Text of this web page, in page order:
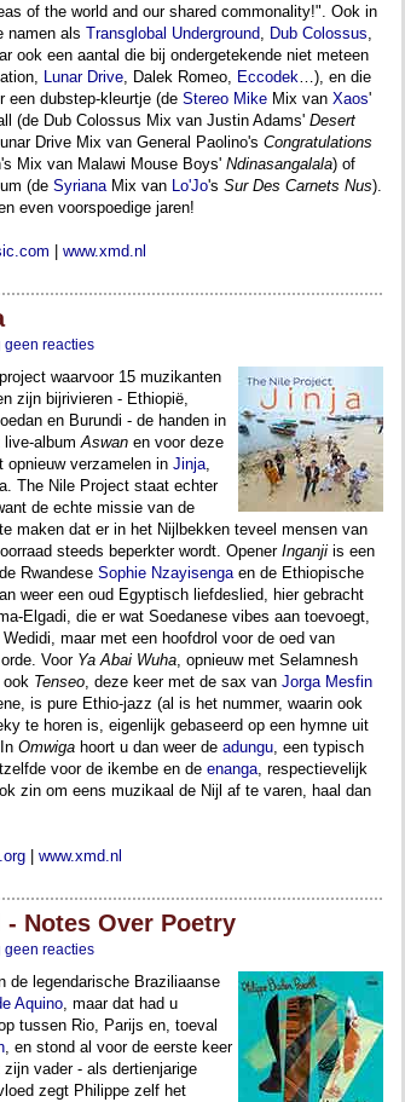
of the world and our shared commonality!". Ook in
namen als Transglobal Underground, Dub Colossus,
ook een aantal die bij ondergetekende niet meteen
Lunar Drive, Dalek Romeo, Eccodek…), en die
een dubstep-kleurtje (de Stereo Mike Mix van Xaos'
(de Dub Colossus Mix van Justin Adams' Desert
Drive Mix van General Paolino's Congratulations
Mix van Malawi Mouse Boys' Ndinasangalala) of
(de SyrianaMix van Lo'Jo's Sur Des Carnets Nus).
even voorspoedige jaren!
www.xmd.nl
geen reacties
waarvoor 15 muzikanten
zijn bijrivieren - Ethiopië,
en Burundi - de handen in
live-albumAswan en voor deze
opnieuw verzamelen in Jinja,
The Nile Project staat echter
de echte missie van de
maken dat er in het Nijlbekken teveel mensen van
steeds beperkter wordt. Opener Inganji is een
Rwandese Sophie Nzayisengaen de Ethiopische
weer een oud Egyptisch liefdeslied, hier gebracht
Elgadi, die er wat Soedanese vibes aan toevoegt,
maar met een hoofdrol voor de oed van
Voor Ya Abai Wuha, opnieuw met Selamnesh
ook Tenseo, deze keer met de sax van Jorga Mesfin
is pure Ethio-jazz (al is het nummer, waarin ook
te horen is, eigenlijk gebaseerd op een hymne uit
Omwiga hoort u dan weer de adungu, een typisch
voor de ikembe en de enanga, respectievelijk
zin om eens muzikaal de Nijl af te varen, haal dan
www.xmd.nl
Notes Over Poetry
geen reacties
de legendarische Braziliaanse
Aquino, maar dat had u
tussen Rio, Parijs en, toeval
, en stond al voor de eerste keer
vader - als dertienjarige
zegt Philippe zelf het